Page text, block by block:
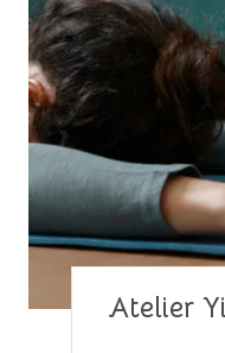
Atelier